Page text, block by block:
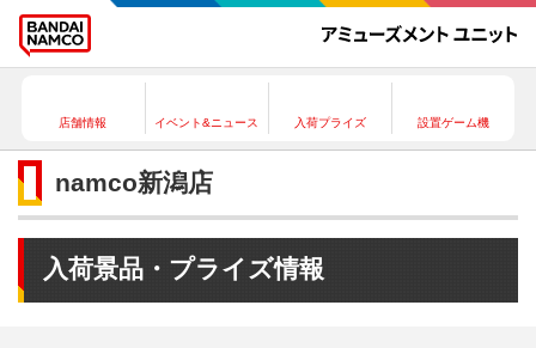
店舗情報 イベント&ニュース 入荷プライズ 設置ゲーム機
namco新潟店
入荷景品・プライズ情報